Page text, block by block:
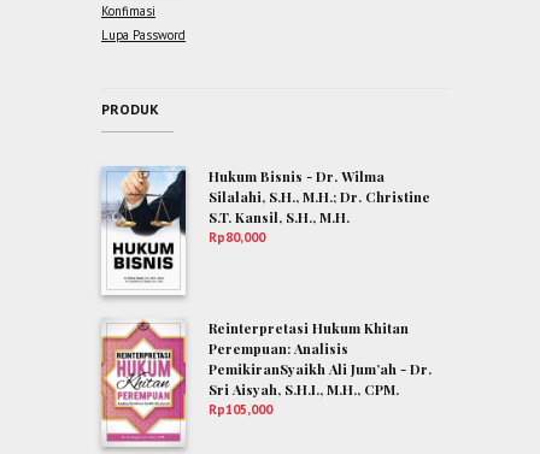
Konfimasi
Lupa Password
PRODUK
Hukum Bisnis - Dr. Wilma
Silalahi, S.H., M.H.; Dr. Christine
S.T. Kansil, S.H., M.H.
Rp80,000
Reinterpretasi Hukum Khitan
Perempuan: Analisis
PemikiranSyaikh Ali Jum’ah - Dr.
Sri Aisyah, S.H.I., M.H., CPM.
Rp105,000